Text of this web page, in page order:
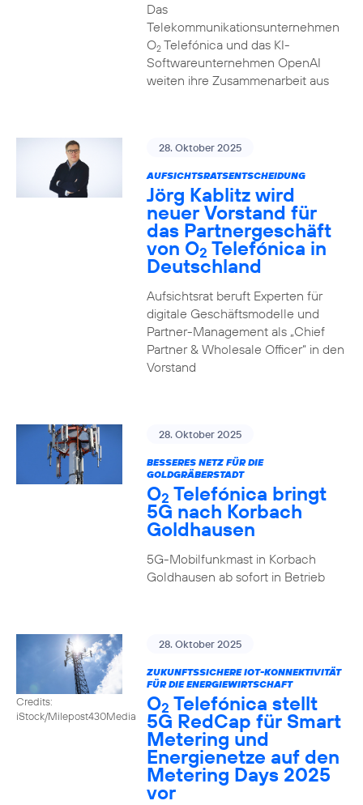
Das
Telekommunikationsunternehmen
O2Telefónica und das KI-
Softwareunternehmen OpenAI
weiten ihre Zusammenarbeit aus
28. Oktober 2025
AUFSICHTSRATSENTSCHEIDUNG
Jörg Kablitz wird
neuer Vorstand für
das Partnergeschäft
von O2 Telefónica in
Deutschland
Aufsichtsrat beruft Experten für
digitale Geschäftsmodelle und
Partner-Management als „Chief
Partner & Wholesale Officer“ in den
Vorstand
28. Oktober 2025
BESSERES NETZ FÜR DIE
GOLDGRÄBERSTADT
O2 Telefónica bringt
5G nach Korbach
Goldhausen
5G-Mobilfunkmast in Korbach
Goldhausen ab sofort in Betrieb
Credits:
iStock/Milepost430Media
28. Oktober 2025
ZUKUNFTSSICHERE IOT-KONNEKTIVITÄT
FÜR DIE ENERGIEWIRTSCHAFT
O2 Telefónica stellt
5G RedCap für Smart
Metering und
Energienetze auf den
Metering Days 2025
vor